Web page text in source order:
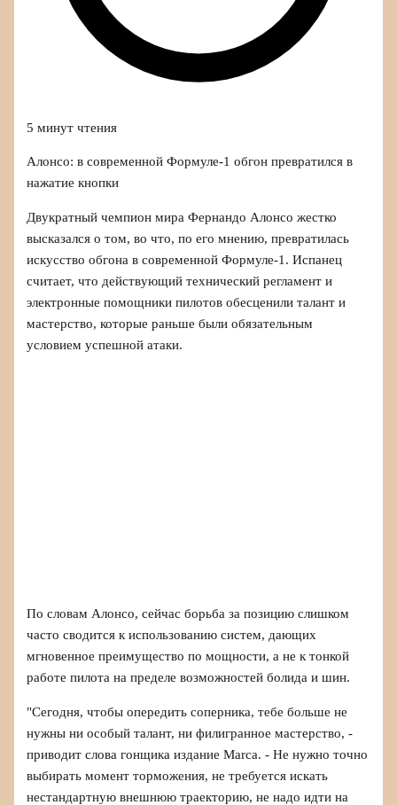
5 минут чтения
Алонсо: в современной Формуле‑1 обгон превратился в
нажатие кнопки
Двукратный чемпион мира Фернандо Алонсо жестко
высказался о том, во что, по его мнению, превратилась
искусство обгона в современной Формуле‑1. Испанец
считает, что действующий технический регламент и
электронные помощники пилотов обесценили талант и
мастерство, которые раньше были обязательным
условием успешной атаки.
По словам Алонсо, сейчас борьба за позицию слишком
часто сводится к использованию систем, дающих
мгновенное преимущество по мощности, а не к тонкой
работе пилота на пределе возможностей болида и шин.
"Сегодня, чтобы опередить соперника, тебе больше не
нужны ни особый талант, ни филигранное мастерство, -
приводит слова гонщика издание Marca. - Не нужно точно
выбирать момент торможения, не требуется искать
нестандартную внешнюю траекторию, не надо идти на